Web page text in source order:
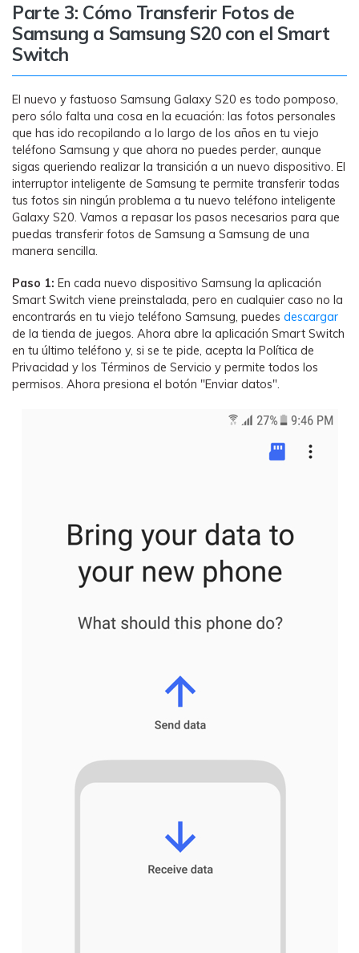
Parte 3: Cómo Transferir Fotos de
Samsung a Samsung S20 con el Smart
Switch
El nuevo y fastuoso Samsung Galaxy S20 es todo pomposo,
pero sólo falta una cosa en la ecuación: las fotos personales
que has ido recopilando a lo largo de los años en tu viejo
teléfono Samsung y que ahora no puedes perder, aunque
sigas queriendo realizar la transición a un nuevo dispositivo. El
interruptor inteligente de Samsung te permite transferir todas
tus fotos sin ningún problema a tu nuevo teléfono inteligente
Galaxy S20. Vamos a repasar los pasos necesarios para que
puedas transferir fotos de Samsung a Samsung de una
manera sencilla.
Paso 1: En cada nuevo dispositivo Samsung la aplicación
Smart Switch viene preinstalada, pero en cualquier caso no la
encontrarás en tu viejo teléfono Samsung, puedes descargar
de la tienda de juegos. Ahora abre la aplicación Smart Switch
en tu último teléfono y, si se te pide, acepta la Política de
Privacidad y los Términos de Servicio y permite todos los
permisos. Ahora presiona el botón "Enviar datos".